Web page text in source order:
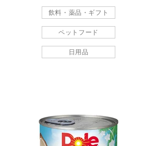
飲料・薬品・ギフト
ペットフード
日用品